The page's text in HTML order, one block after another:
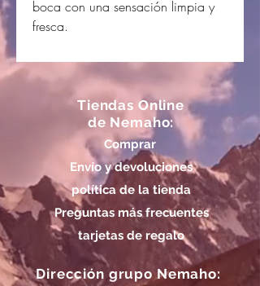
boca con una sensación limpia y
fresca.
Tiendas Online
de Nemaho:
Comprar
Envío y devoluciones
política de la tienda
Preguntas más frecuentes
tarjetas de regalo
Dirección grupo Nemaho: